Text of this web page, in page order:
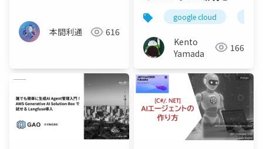
本間利通 616
築できる説google cloud
Kento
Yamada
166